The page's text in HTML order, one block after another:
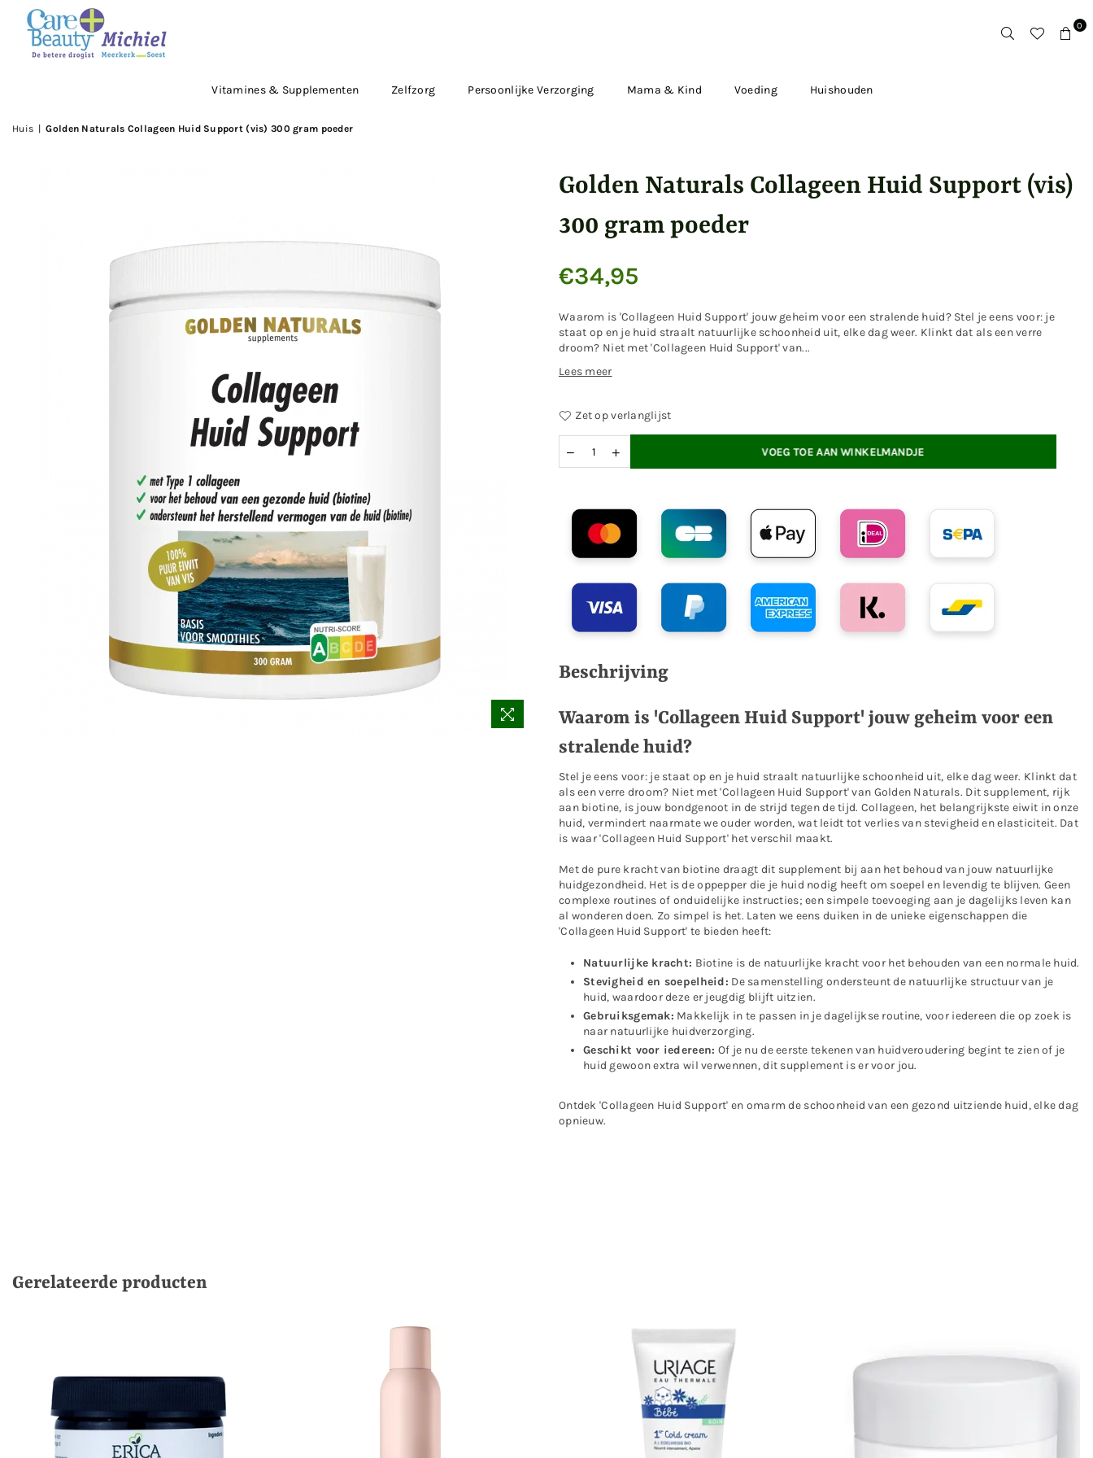
0
Vitamines & Supplementen Zelfzorg Persoonlijke Verzorging Mama & Kind Voeding Huishouden
Huis Golden Naturals Collageen Huid Support (vis) 300 gram poeder
Golden Naturals Collageen Huid Support (vis)
300 gram poeder
Normale
€34,95
Waarom is 'Collageen Huid Support' jouw geheim voor een stralende huid? Stel je eens voor: je
staat op en je huid straalt natuurlijke schoonheid uit, elke dag weer. Klinkt dat als een verre
droom? Niet met 'Collageen Huid Support' van...
Lees meer
Zet op verlanglijst
VOEG TOE AAN WINKELMANDJE
Beschrijving
Waarom is 'Collageen Huid Support' jouw geheim voor een
stralende huid?
Stel je eens voor: je staat op en je huid straalt natuurlijke schoonheid uit, elke dag weer. Klinkt dat
als een verre droom? Niet met 'Collageen Huid Support' van Golden Naturals. Dit supplement, rijk
aan biotine, is jouw bondgenoot in de strijd tegen de tijd. Collageen, het belangrijkste eiwit in onze
huid, vermindert naarmate we ouder worden, wat leidt tot verlies van stevigheid en elasticiteit. Dat
is waar 'Collageen Huid Support' het verschil maakt.
Met de pure kracht van biotine draagt dit supplement bij aan het behoud van jouw natuurlijke
huidgezondheid. Het is de oppepper die je huid nodig heeft om soepel en levendig te blijven. Geen
complexe routines of onduidelijke instructies; een simpele toevoeging aan je dagelijks leven kan
al wonderen doen. Zo simpel is het. Laten we eens duiken in de unieke eigenschappen die
'Collageen Huid Support' te bieden heeft:
Natuurlijke kracht: Biotine is de natuurlijke kracht voor het behouden van een normale huid.
Stevigheid en soepelheid: De samenstelling ondersteunt de natuurlijke structuur van je
huid, waardoor deze er jeugdig blijft uitzien.
Gebruiksgemak: Makkelijk in te passen in je dagelijkse routine, voor iedereen die op zoek is
naar natuurlijke huidverzorging.
Geschikt voor iedereen: Of je nu de eerste tekenen van huidveroudering begint te zien of je
huid gewoon extra wil verwennen, dit supplement is er voor jou.
Ontdek 'Collageen Huid Support' en omarm de schoonheid van een gezond uitziende huid, elke dag
opnieuw.
Gerelateerde producten